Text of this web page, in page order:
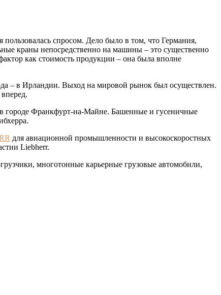
спросом. Дело было в том, что Германия,
краны непосредственно на машины – это существенно
как стоимость продукции – она была вполне
– в Ирландии. Выход на мировой рынок был осуществлен.
городе Франкфурт-на-Майне. Башенные и гусеничные
для авиационной промышленности и высокоскоростных
Liebherr.
многотонные карьерные грузовые автомобили,